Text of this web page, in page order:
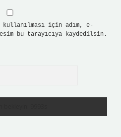
kullanılması için adım, e-
bu tarayıcıya kaydedilsin.